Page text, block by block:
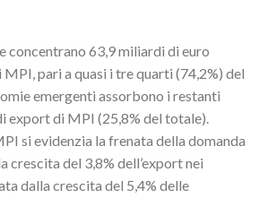
concentrano 63,9 miliardi di euro
pari a quasi i tre quarti (74,2%) del
emergenti assorbono i restanti
export di MPI (25,8% del totale).
si evidenzia la frenata della domanda
crescita del 3,8% dell’export nei
dalla crescita del 5,4% delle